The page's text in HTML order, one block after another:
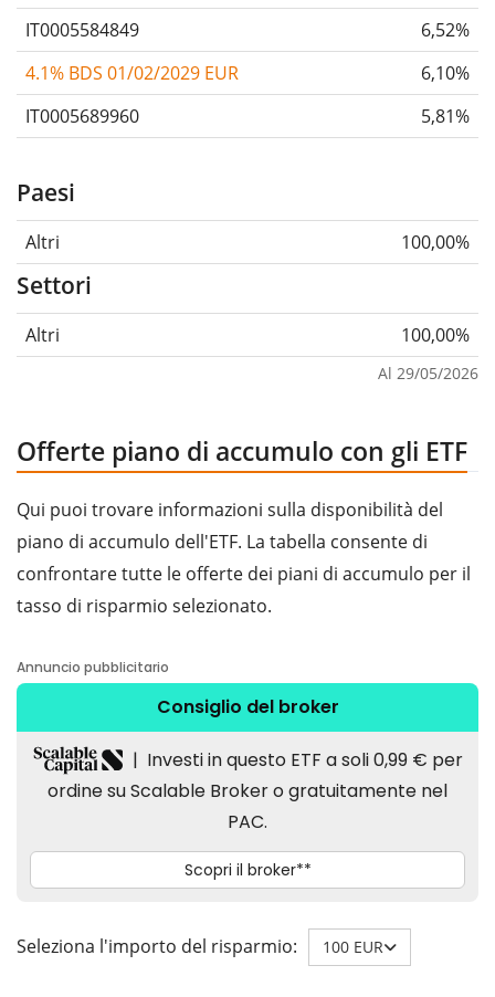
IT0005584849
6,52%
4.1% BDS 01/02/2029 EUR
6,10%
IT0005689960
5,81%
Paesi
Altri 100,00%
Settori
Altri 100,00%
Al 29/05/2026
Offerte piano di accumulo con gli ETF
Qui puoi trovare informazioni sulla disponibilità del
piano di accumulo dell'ETF. La tabella consente di
confrontare tutte le offerte dei piani di accumulo per il
tasso di risparmio selezionato.
Seleziona l'importo del risparmio: 100 EUR